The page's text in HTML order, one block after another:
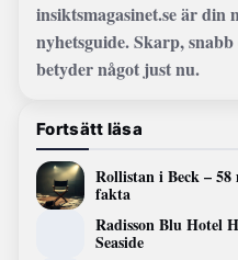
insiktsmagasinet.se är din
nyhetsguide. Skarp,
betyder något just nu.
Fortsätt läsa
Rollistan i Beck –
fakta
Radisson Blu Hotel
Seaside